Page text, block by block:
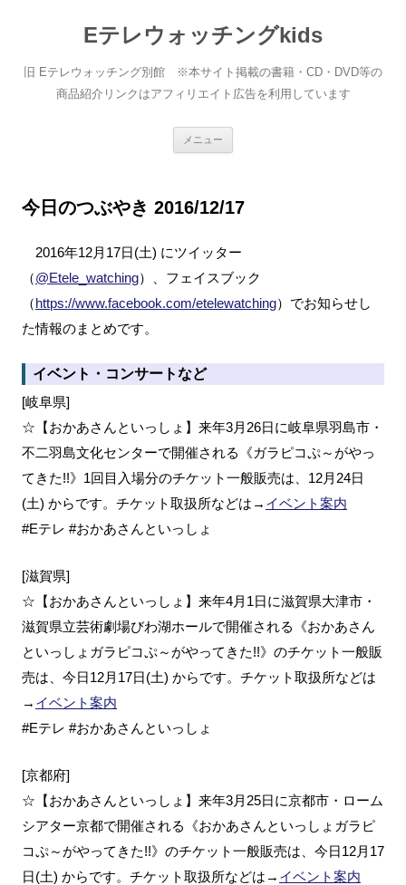
Eテレウォッチングkids
旧 Eテレウォッチング別館 ※本サイト掲載の書籍・CD・DVD等の
商品紹介リンクはアフィリエイト広告を利用しています
メニュー
へ
ス
プ
今日のつぶやき 2016/12/17
2016年12月17日(土) にツイッター
（@Etele_watching）、フェイスブック
（https://www.facebook.com/etelewatching）でお知らせし
た情報のまとめです。
イベント・コンサートなど
[岐阜県]
☆【おかあさんといっしょ】来年3月26日に岐阜県羽島市・
不二羽島文化センターで開催される《ガラピコぷ～がやっ
てきた!!》1回目入場分のチケット一般販売は、12月24日
(土) からです。チケット取扱所などは→ イベント案内
#Eテレ #おかあさんといっしょ
[滋賀県]
☆【おかあさんといっしょ】来年4月1日に滋賀県大津市・
滋賀県立芸術劇場びわ湖ホールで開催される《おかあさん
といっしょガラピコぷ～がやってきた!!》のチケット一般販
売は、今日12月17日(土) からです。チケット取扱所などは
→ イベント案内
#Eテレ #おかあさんといっしょ
[京都府]
☆【おかあさんといっしょ】来年3月25日に京都市・ローム
シアター京都で開催される《おかあさんといっしょガラピ
コぷ～がやってきた!!》のチケット一般販売は、今日12月17
日(土) からです。チケット取扱所などは→ イベント案内